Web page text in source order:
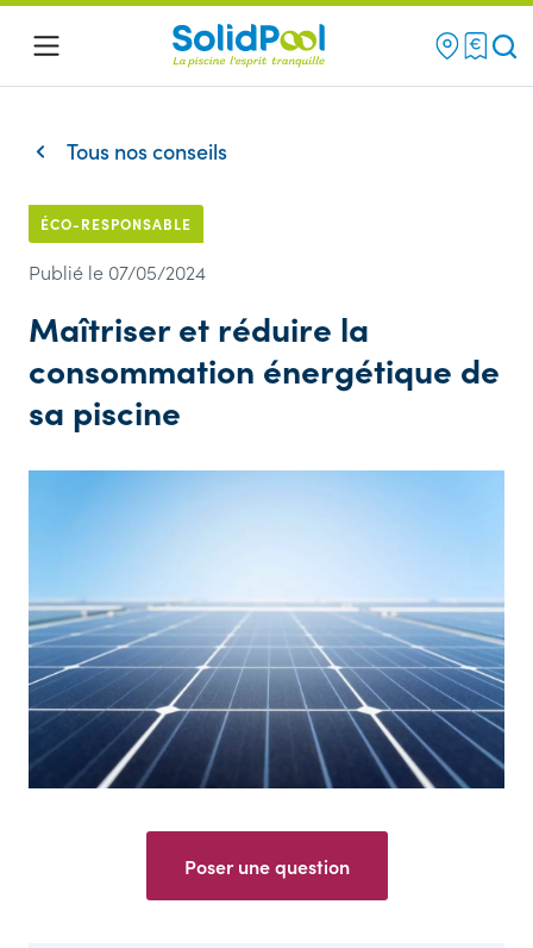
Menu
Tous nos conseils
ÉCO-RESPONSABLE
Publié le 07/05/2024
Maîtriser et réduire la
consommation énergétique de
sa piscine
Poser une question